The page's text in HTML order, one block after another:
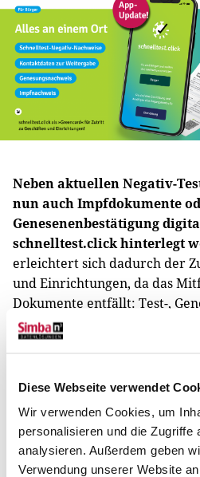
Diese Webseite verwendet
Wir verwenden Cookies, um
personalisieren und die Zugriffe
analysieren. Außerdem geben
Verwendung unserer Website
Neben aktuellen Negativ-
nun auch Impfdokumente
Genesenenbestätigung
schnelltest.click hinterlegt
erleichtert sich dadurch der
und Einrichtungen, da das
Dokumente entfällt: Test-,
Impfnachweis werden mittels
Smartphone geladen.
Das einfache Prüfen und
Auch die Impf- und
papierlos in der App